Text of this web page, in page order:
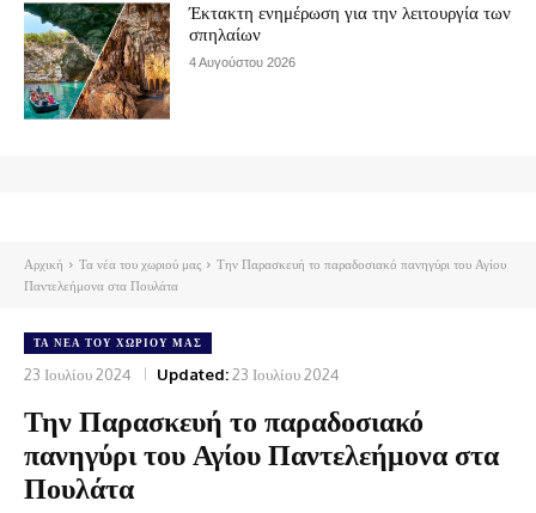
Έκτακτη ενημέρωση για την λειτουργία των
σπηλαίων
4 Αυγούστου 2026